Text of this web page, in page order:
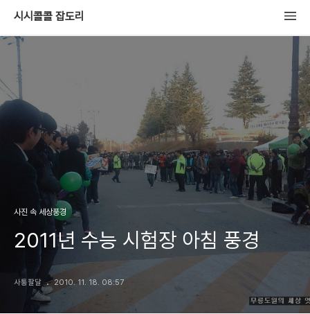
시시콜콜 잡도리
사진 속 세상풍경
2011년 수능 시험장 아침 풍경
사통팔달 2010. 11. 18. 08:57